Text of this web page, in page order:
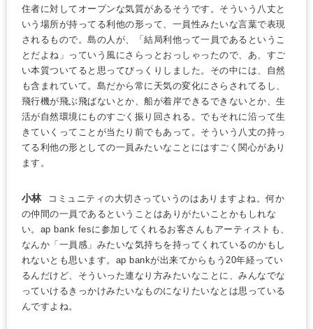
住者に対してオープンな気質があるそうです。そういう八丈と
いう場所が持ってる利他の形って、一員性みたいな言葉で表現
されるもので。島の人が、「結局利他って一員であるというこ
とだよね」っていう風にさらっとおっしゃったので、あ、すご
い本質ついてると思ってびっくりしました。その中には、自然
も含まれていて。島だから常に天気の変化にさらされてるし、
飛行機が飛ぶ飛ばないとか、船が着岸できるできないとか、生
活が自然環境にものすごく振り回される。でもそれに沿って生
きていくってことが当たり前でもあって。そういう八丈の持っ
てる利他の形としての一員みたいなことにはすごく関心があり
ます。
小林
コミュニティの大切さっていうのはありますよね。何か
の仲間の一員であるということはありがたいことかもしれな
い。ap bank fesに参加してくれるお客さんもアーティストも、
なんか「一員感」みたいな気持ちを持ってくれているのかもし
れないとも思います。ap bankが出来てからもう20年経ってい
るんだけど、そういった連なり方みたいなことに、みんなでな
っていけるきっかけみたいなものになりたいなとは思っている
んですよね。